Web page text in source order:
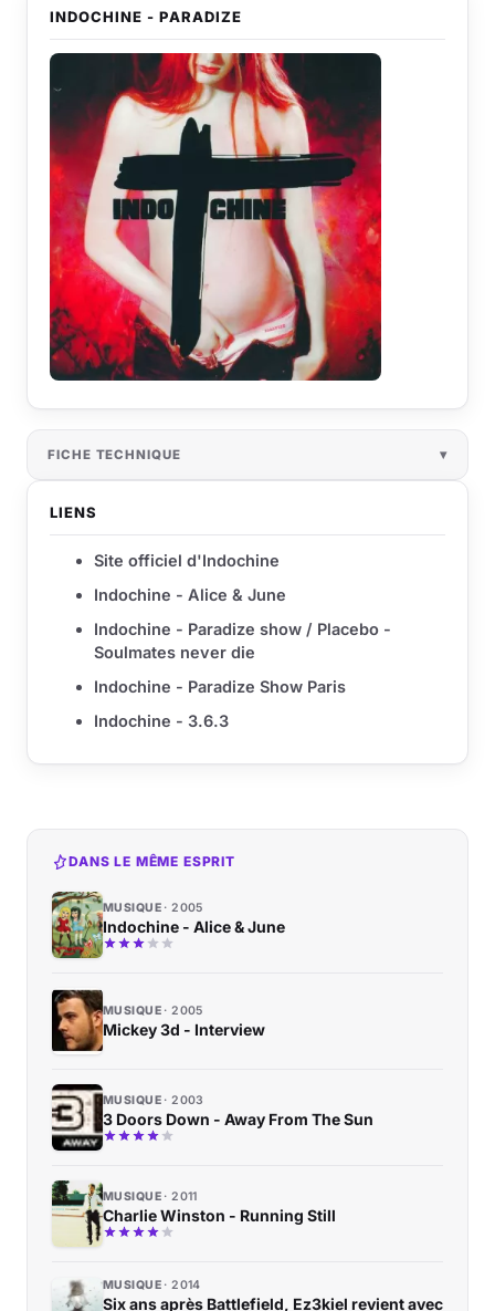
INDOCHINE - PARADIZE
FICHE TECHNIQUE
LIENS
Site officiel d'Indochine
Indochine - Alice & June
Indochine - Paradize show / Placebo -
Soulmates never die
Indochine - Paradize Show Paris
Indochine - 3.6.3
DANS LE MÊME ESPRIT
MUSIQUE 2005
Indochine - Alice & June
MUSIQUE 2005
Mickey 3d - Interview
MUSIQUE 2003
3 Doors Down - Away From The Sun
MUSIQUE 2011
Charlie Winston - Running Still
MUSIQUE 2014
Six ans après Battlefield, Ez3kiel revient avec